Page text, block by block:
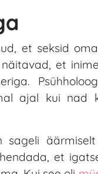
et seksid
et
ajal kui nad
sageli
et